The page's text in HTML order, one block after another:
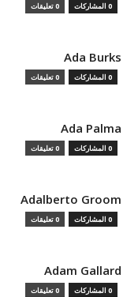
0 المشاركات 0 تعليقات
Ada Burks
0 المشاركات 0 تعليقات
Ada Palma
0 المشاركات 0 تعليقات
Adalberto Groom
0 المشاركات 0 تعليقات
Adam Gallard
0 المشاركات 0 تعليقات